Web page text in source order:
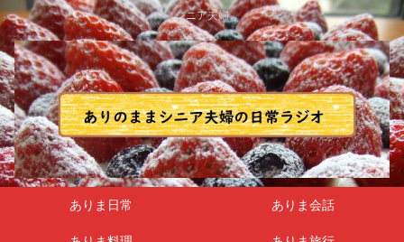
シニア夫婦
ありま日常 ありま会話